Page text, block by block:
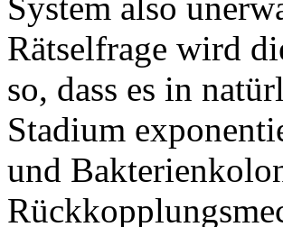
Rätselfrage wird
so, dass es in
Stadium
und